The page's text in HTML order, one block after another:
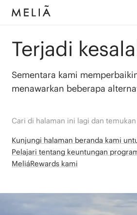
Terjadi
Sementara kami
menawarkan beberapa
Cari di halaman ini lagi dan
Kunjungi halaman beranda kami
Pelajari tentang keuntungan
MeliáRewards kami